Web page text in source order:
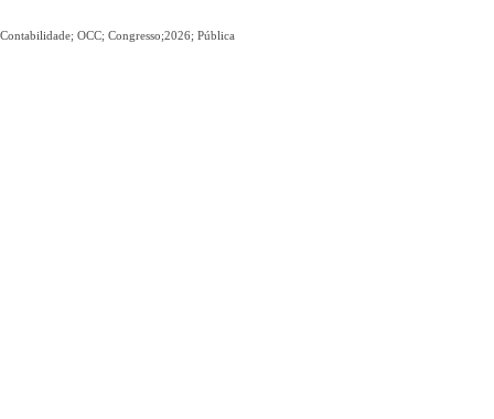
Contabilidade; OCC; Congresso;2026; Pública